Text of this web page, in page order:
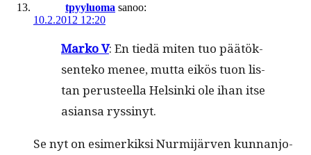
tpyyluoma sanoo:
10.2.2012 12:20
Marko V: En tiedä miten tuo päätök­
sen­teko menee, mut­ta eikös tuon lis­
tan perus­teel­la Helsin­ki ole ihan itse
asiansa ryssinyt.
Se nyt on esimerkik­si Nur­mi­jär­ven kun­nan­jo­